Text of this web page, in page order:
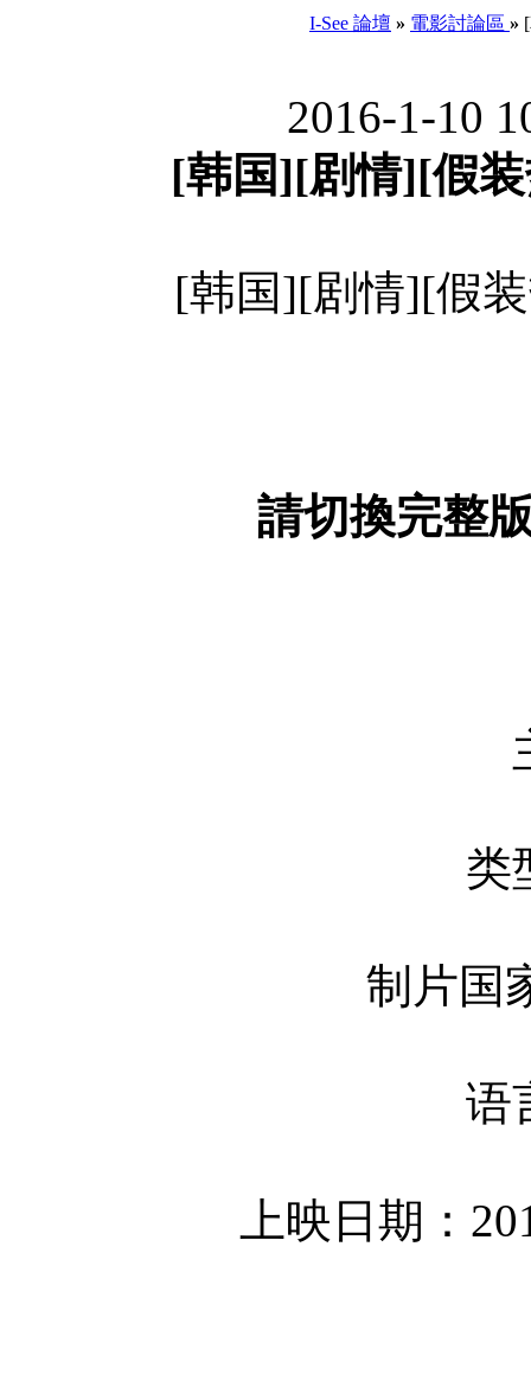
I-See 論壇 » 電影討論區 »
2016-1-10
[韩国][剧情][假
[韩国][剧情][假
請切換完整
类
制片国
语
上映日期：